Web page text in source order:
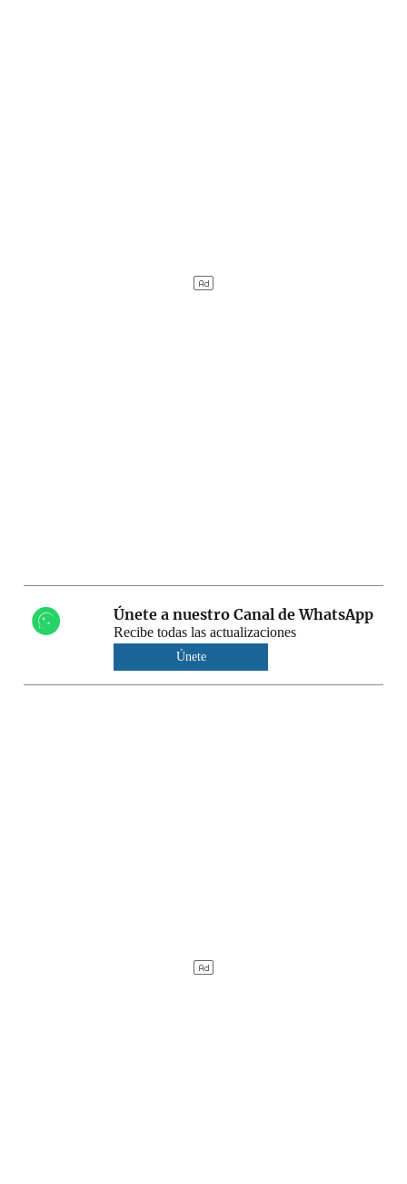
Únete a nuestro Canal de WhatsApp
Recibe todas las actualizaciones
Únete